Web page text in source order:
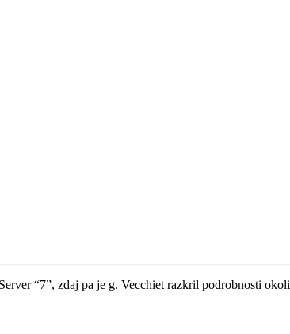
“7”, zdaj pa je g. Vecchiet razkril podrobnosti okoli